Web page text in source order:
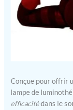
Conçue pour offrir
lampe de
efficacitédans le